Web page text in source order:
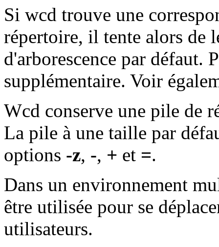
Si wcd trouve une
répertoire, il tente alors de
d'arborescence par défaut.
supplémentaire. Voir
Wcd conserve une pile de
La pile à une taille par
options -z, -, + et =.
Dans un environnement
être utilisée pour se
utilisateurs.